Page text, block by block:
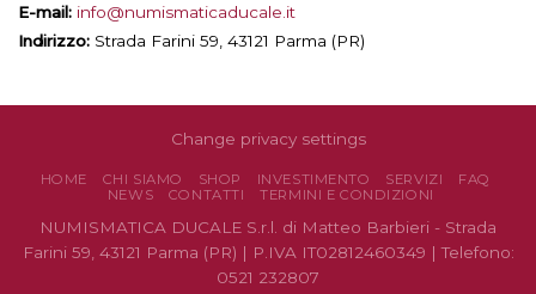
E-mail: info@numismaticaducale.it
Indirizzo: Strada Farini 59, 43121 Parma (PR)
Change privacy settings
HOME CHI SIAMO SHOP INVESTIMENTO SERVIZI
FAQ
NEWS
CONTATTI TERMINI E CONDIZIONI
NUMISMATICA DUCALE S.r.l. di Matteo Barbieri - Strada
Farini 59, 43121 Parma (PR) | P.IVA IT02812460349 | Telefono:
0521 232807